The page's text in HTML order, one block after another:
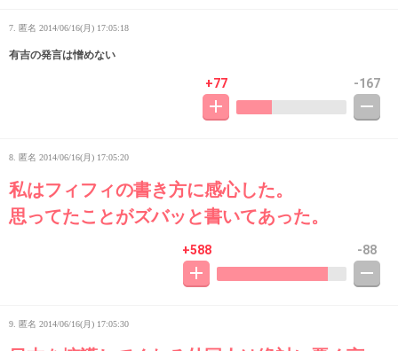
7. 匿名 2014/06/16(月) 17:05:18
有吉の発言は憎めない
+77 -167
8. 匿名 2014/06/16(月) 17:05:20
私はフィフィの書き方に感心した。
思ってたことがズバッと書いてあった。
+588 -88
9. 匿名 2014/06/16(月) 17:05:30